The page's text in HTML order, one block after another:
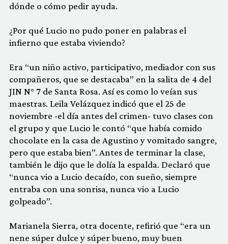
dónde o cómo pedir ayuda.
¿Por qué Lucio no pudo poner en palabras el
infierno que estaba viviendo?
Era “un niño activo, participativo, mediador con sus
compañeros, que se destacaba” en la salita de 4 del
JIN N° 7 de Santa Rosa. Así es como lo veían sus
maestras. Leila Velázquez indicó que el 25 de
noviembre -el día antes del crimen- tuvo clases con
el grupo y que Lucio le contó “que había comido
chocolate en la casa de Agustino y vomitado sangre,
pero que estaba bien”. Antes de terminar la clase,
también le dijo que le dolía la espalda. Declaró que
“nunca vio a Lucio decaído, con sueño, siempre
entraba con una sonrisa, nunca vio a Lucio
golpeado”.
Marianela Sierra, otra docente, refirió que “era un
nene súper dulce y súper bueno, muy buen